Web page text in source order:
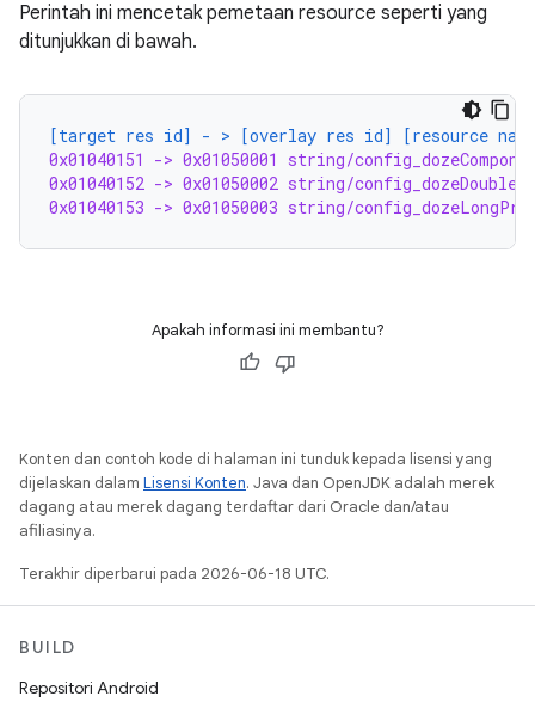
Perintah ini mencetak pemetaan resource seperti yang
ditunjukkan di bawah.
[target res id] - > [overlay res id] [resource
0x01040151 -> 0x01050001 string/
0x01040152 -> 0x01050002 string/
0x01040153 -> 0x01050003 string/
Apakah informasi ini membantu?
Konten dan contoh kode di halaman ini tunduk kepada lisensi yang
dijelaskan dalam Lisensi Konten. Java dan OpenJDK adalah merek
dagang atau merek dagang terdaftar dari Oracle dan/atau
afiliasinya.
Terakhir diperbarui pada 2026-06-18 UTC.
BUILD
Repositori Android